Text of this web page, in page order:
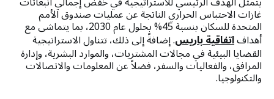
غازات الاحتباس الحراري الناتجة عن عمليات صندوق الأمم
المتحدة للسكان بنسبة 45% بحلول عام 2030، بما يتماشى مع
أهدافاتفاقية باريس. إضافةً إلى ذلك، تتناول الاستراتيجية
القضايا البيئية في مجالات المشتريات، والموارد البشرية، وإدارة
المرافق، والفعاليات والسفر، فضلاً عن المعلومات والاتصالات
والتكنولوجيا.